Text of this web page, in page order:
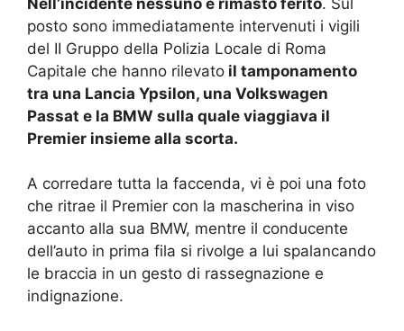
posto sono immediatamente intervenuti i vigili
del II Gruppo della Polizia Locale di Roma
Capitale che hanno rilevato il tamponamento
tra una Lancia Ypsilon, una Volkswagen
Passat e la BMW sulla quale viaggiava il
Premier insieme alla scorta.
A corredare tutta la faccenda, vi è poi una foto
che ritrae il Premier con la mascherina in viso
accanto alla sua BMW, mentre il conducente
dell’auto in prima fila si rivolge a lui spalancando
le braccia in un gesto di rassegnazione e
indignazione.